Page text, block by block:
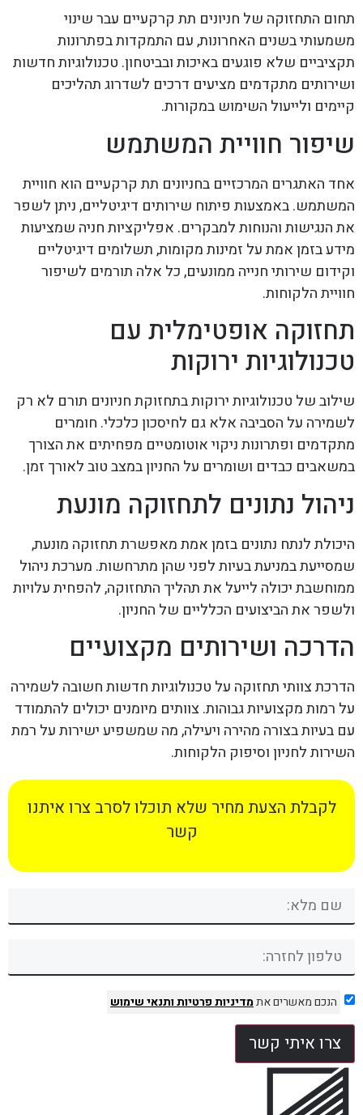
תחום התחזוקה של חניונים תת קרקעיים עבר שינוי
משמעותי בשנים האחרונות, עם התמקדות בפתרונות
תקציביים שלא פוגעים באיכות ובביטחון. טכנולוגיות חדשות
ושירותים מתקדמים מציעים דרכים לשדרוג תהליכים
קיימים ולייעול השימוש במקורות.
שיפור חוויית המשתמש
אחד האתגרים המרכזיים בחניונים תת קרקעיים הוא חוויית
המשתמש. באמצעות פיתוח שירותים דיגיטליים, ניתן לשפר
את הנגישות והנוחות למבקרים. אפליקציות חניה שמציעות
מידע בזמן אמת על זמינות מקומות, תשלומים דיגיטליים
וקידום שירותי חנייה ממונעים, כל אלה תורמים לשיפור
חוויית הלקוחות.
תחזוקה אופטימלית עם
טכנולוגיות ירוקות
שילוב של טכנולוגיות ירוקות בתחזוקת חניונים תורם לא רק
לשמירה על הסביבה אלא גם לחיסכון כלכלי. חומרים
מתקדמים ופתרונות ניקוי אוטומטיים מפחיתים את הצורך
במשאבים כבדים ושומרים על החניון במצב טוב לאורך זמן.
ניהול נתונים לתחזוקה מונעת
היכולת לנתח נתונים בזמן אמת מאפשרת תחזוקה מונעת,
שמסייעת במניעת בעיות לפני שהן מתרחשות. מערכת ניהול
ממוחשבת יכולה לייעל את תהליך התחזוקה, להפחית עלויות
ולשפר את הביצועים הכלליים של החניון.
הדרכה ושירותים מקצועיים
הדרכת צוותי תחזוקה על טכנולוגיות חדשות חשובה לשמירה
על רמות מקצועיות גבוהות. צוותים מיומנים יכולים להתמודד
עם בעיות בצורה מהירה ויעילה, מה שמשפיע ישירות על רמת
השירות לחניון וסיפוק הלקוחות.
לקבלת הצעת מחיר שלא תוכלו לסרב צרו איתנו
קשר
הנכם מאשרים אתמדיניות פרטיותותנאי שימוש
צרו איתי קשר